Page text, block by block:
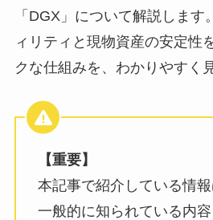
「DGX」について解説しま
ィリティと現物資産の安定性
クな仕組みを、わかりやすく
【重要】
本記事で紹介している情
一般的に知られている内